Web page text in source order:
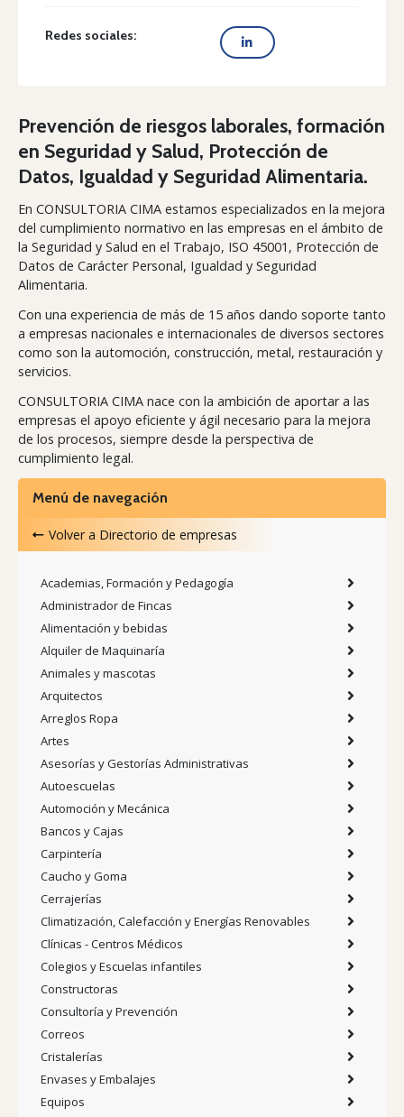
Redes sociales:
Prevención de riesgos laborales, formación
en Seguridad y Salud, Protección de
Datos, Igualdad y Seguridad Alimentaria.
En CONSULTORIA CIMA estamos especializados en la mejora
del cumplimiento normativo en las empresas en el ámbito de
la Seguridad y Salud en el Trabajo, ISO 45001, Protección de
Datos de Carácter Personal, Igualdad y Seguridad
Alimentaria.
Con una experiencia de más de 15 años dando soporte tanto
a empresas nacionales e internacionales de diversos sectores
como son la automoción, construcción, metal, restauración y
servicios.
CONSULTORIA CIMA nace con la ambición de aportar a las
empresas el apoyo eficiente y ágil necesario para la mejora
de los procesos, siempre desde la perspectiva de
cumplimiento legal.
Menú de navegación
Volver a Directorio de empresas
Academias, Formación y Pedagogía
Administrador de Fincas
Alimentación y bebidas
Alquiler de Maquinaría
Animales y mascotas
Arquitectos
Arreglos Ropa
Artes
Asesorías y Gestorías Administrativas
Autoescuelas
Automoción y Mecánica
Bancos y Cajas
Carpintería
Caucho y Goma
Cerrajerías
Climatización, Calefacción y Energías Renovables
Clínicas - Centros Médicos
Colegios y Escuelas infantiles
Constructoras
Consultoría y Prevención
Correos
Cristalerías
Envases y Embalajes
Equipos